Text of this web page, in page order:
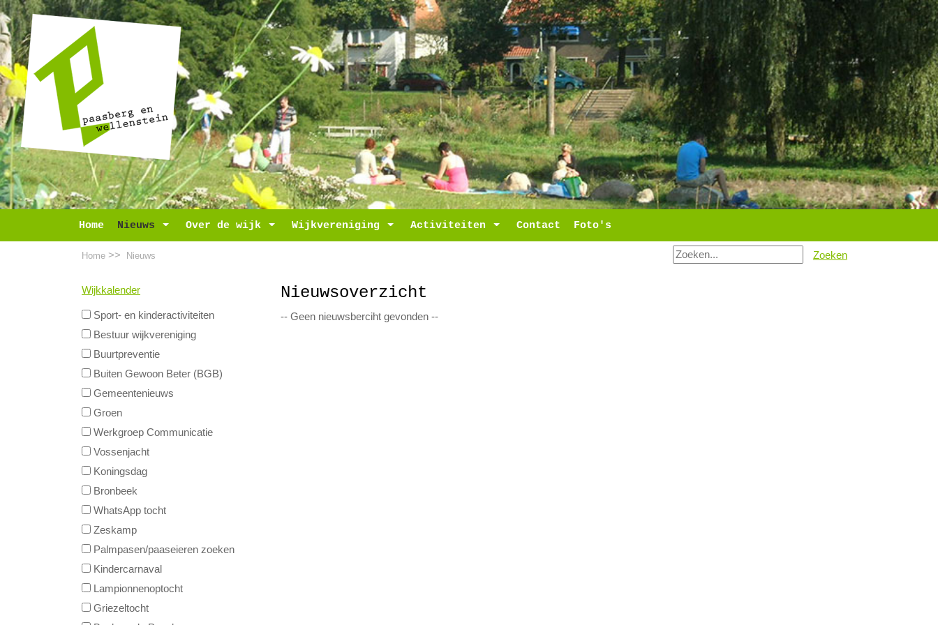
Home Nieuws Toggle Dropdown
Over de wijk Toggle Dropdown
Wijkvereniging Toggle Dropdown
Activiteiten Toggle Dropdown
Contact Foto's
Home >> Nieuws Zoeken
Wijkkalender
Sport- en kinderactiviteiten
Bestuur wijkvereniging
Buurtpreventie
Buiten Gewoon Beter (BGB)
Gemeentenieuws
Groen
Werkgroep Communicatie
Vossenjacht
Koningsdag
Bronbeek
WhatsApp tocht
Zeskamp
Palmpasen/paaseieren zoeken
Kindercarnaval
Lampionnenoptocht
Griezeltocht
Nieuwsoverzicht
-- Geen nieuwsberciht gevonden --